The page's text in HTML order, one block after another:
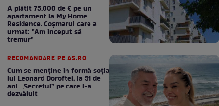
A plătit 75.000 de € pe un
apartament la My Home
Residence. Coşmarul care a
urmat: "Am început să
tremur"
RECOMANDARE PE AS.RO
Cum se menţine în formă soţia
lui Leonard Doroftei, la 51 de
ani. „Secretul” pe care l-a
dezvăluit